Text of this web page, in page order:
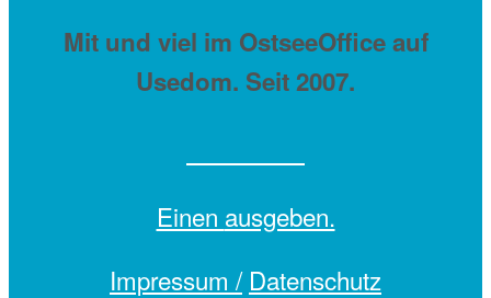
Mit und viel im OstseeOffice auf
Usedom. Seit 2007.
Einen ausgeben.
Impressum / Datenschutz